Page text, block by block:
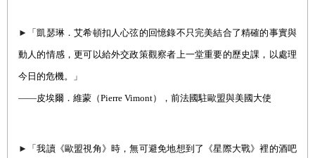
► 「凱瑟琳．艾希頓扣人心弦的回憶錄不只完美結合了精確的事實與
動人的情感，更可以給外交政策觀察者上一堂重要的歷史課，以處理
今日的危機。」
――皮埃爾．維蒙（Pierre Vimont）， 前法國駐歐盟與美國大使
► 「我讀《歐盟視角》時，無可避免地想到了《星際大戰》裡的酒吧